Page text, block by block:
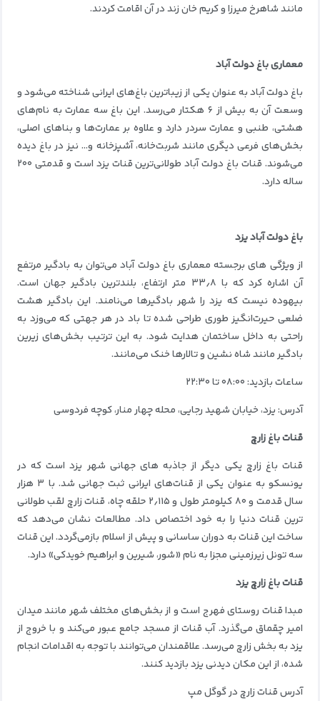
مانند شاهرخ میرزا و کریم خان زند در آن اقامت کردند.
معماری باغ دولت آباد
باغ دولت آباد به عنوان یکی از زیباترین باغ‌های ایرانی شناخته می‌شود و
وسعت آن به بیش از ۶ هکتار می‌رسد. این باغ سه عمارت به نام‌های
هشتی، طنبی و عمارت سردر دارد و علاوه بر عمارت‌ها و بناهای اصلی،
بخش‌های فرعی دیگری مانند شربت‌خانه، آشپزخانه و… نیز در باغ دیده
می‌شوند. قنات باغ دولت آباد طولانی‌ترین قنات یزد است و قدمتی ۲۰۰
ساله دارد.
باغ دولت آباد یزد
از ویژگی های برجسته معماری باغ دولت آباد می‌توان به بادگیر مرتفع
آن اشاره کرد که با ۳۳٫۸ متر ارتفاع، بلندترین بادگیر جهان است.
بیهوده نیست که یزد را شهر بادگیرها می‌نامند. این بادگیر هشت
ضلعی حیرت‌انگیز طوری طراحی شده تا باد در هر جهتی که می‌وزد به
راحتی به داخل ساختمان هدایت شود. به این ترتیب بخش‌های زیرین
بادگیر مانند شاه نشین و تالارها خنک می‌مانند.
ساعات بازدید: ۰۸:۰۰ تا ۲۲:۳۰
آدرس: یزد، خیابان شهید رجایی، محله چهار منار، کوچه فردوسی
قنات باغ زارچ
قنات باغ زارچ یکی دیگر از جاذبه های جهانی شهر یزد است که در
یونسکو به عنوان یکی از قنات‌های ایرانی ثبت جهانی شد. با ۳ هزار
سال قدمت و ۸۰ کیلومتر طول و ۲٫۱۱۵ حلقه چاه، قنات زارچ لقب طولانی
ترین قنات دنیا را به خود اختصاص داد. مطالعات نشان می‌دهد که
ساخت این قنات به دوران ساسانی و پیش از اسلام بازمی‌گردد. این قنات
سه تونل زیرزمینی مجزا به نام «شور، شیرین و ابراهیم خویدکی» دارد.
قنات باغ زارچ یزد
مبدا قنات روستای فهرج است و از بخش‌های مختلف شهر مانند میدان
امیر چقماق می‌گذرد. آب قنات از مسجد جامع عبور می‌کند و با خروج از
یزد به بخش زارچ می‌رسد. علاقمندان می‌توانند با توجه به اقدامات انجام
شده، از این مکان دیدنی یزد بازدید کنند.
آدرس قنات زارچ در گوگل مپ